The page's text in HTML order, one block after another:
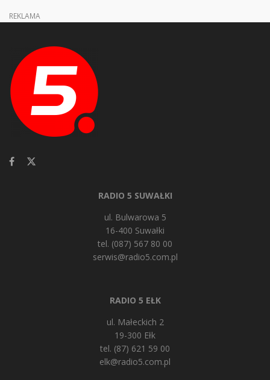
REKLAMA
RADIO 5 SUWAŁKI
ul. Bulwarowa 5
16-400 Suwałki
tel. (087) 567 80 00
serwis@radio5.com.pl
RADIO 5 EŁK
ul. Małeckich 2
19-300 Ełk
tel. (87) 621 59 00
elk@radio5.com.pl